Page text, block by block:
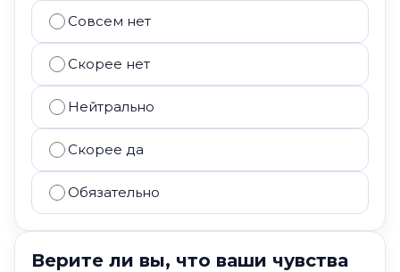
Совсем нет
Скорее нет
Нейтрально
Скорее да
Обязательно
Верите ли вы, что ваши чувства